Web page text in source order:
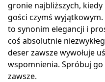
gronie najbliższych,
gości czymś
to synonim elegancji i
coś absolutnie
deser zawsze wywołuje
wspomnienia. Spróbuj go
zawsze.